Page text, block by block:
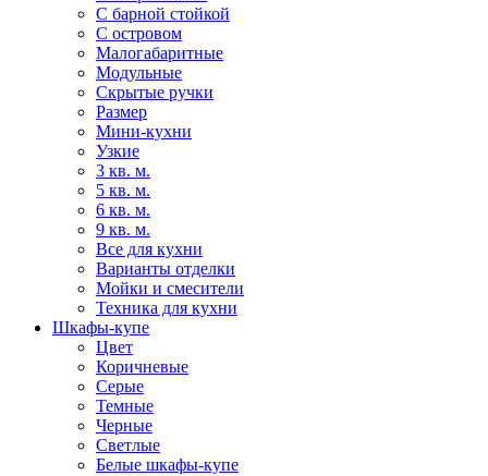
С барной стойкой
С островом
Малогабаритные
Модульные
Скрытые ручки
Размер
Мини-кухни
Узкие
3 кв. м.
5 кв. м.
6 кв. м.
9 кв. м.
Все для кухни
Варианты отделки
Мойки и смесители
Техника для кухни
Шкафы-купе
Цвет
Коричневые
Серые
Темные
Черные
Светлые
Белые шкафы-купе